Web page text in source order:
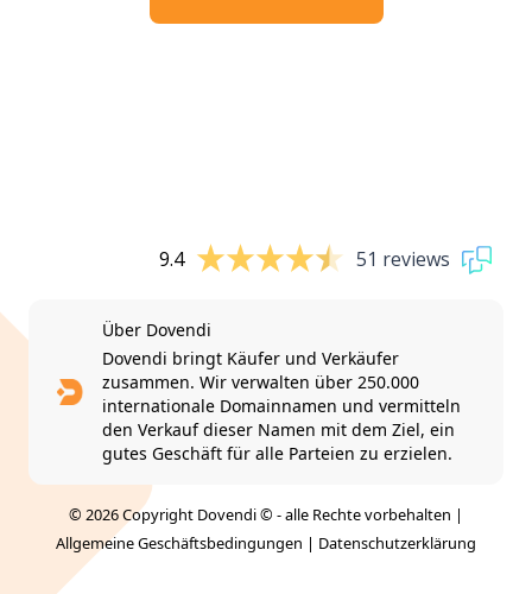
9.4 51 reviews
Über Dovendi
Dovendi bringt Käufer und Verkäufer
zusammen. Wir verwalten über 250.000
internationale Domainnamen und vermitteln
den Verkauf dieser Namen mit dem Ziel, ein
gutes Geschäft für alle Parteien zu erzielen.
© 2026 Copyright Dovendi © - alle Rechte vorbehalten |
Allgemeine Geschäftsbedingungen | Datenschutzerklärung